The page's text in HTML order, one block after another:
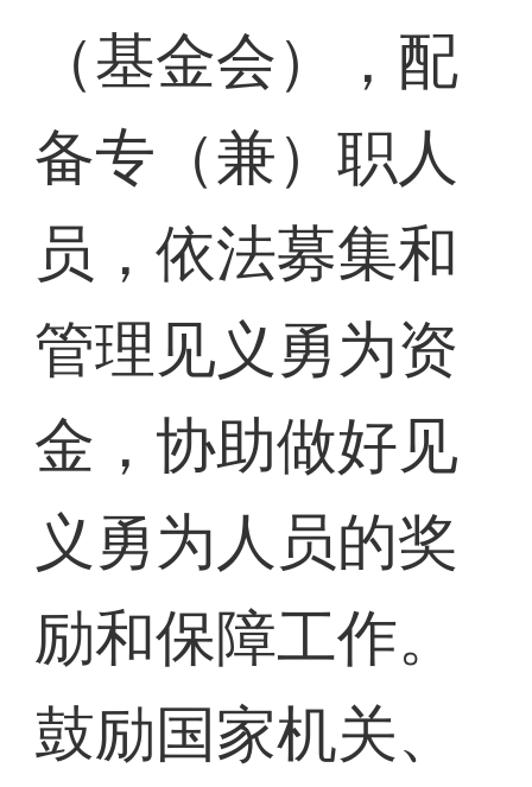
（基金会），配
备专（兼）职人
员，依法募集和
管理见义勇为资
金，协助做好见
义勇为人员的奖
励和保障工作。
鼓励国家机关、